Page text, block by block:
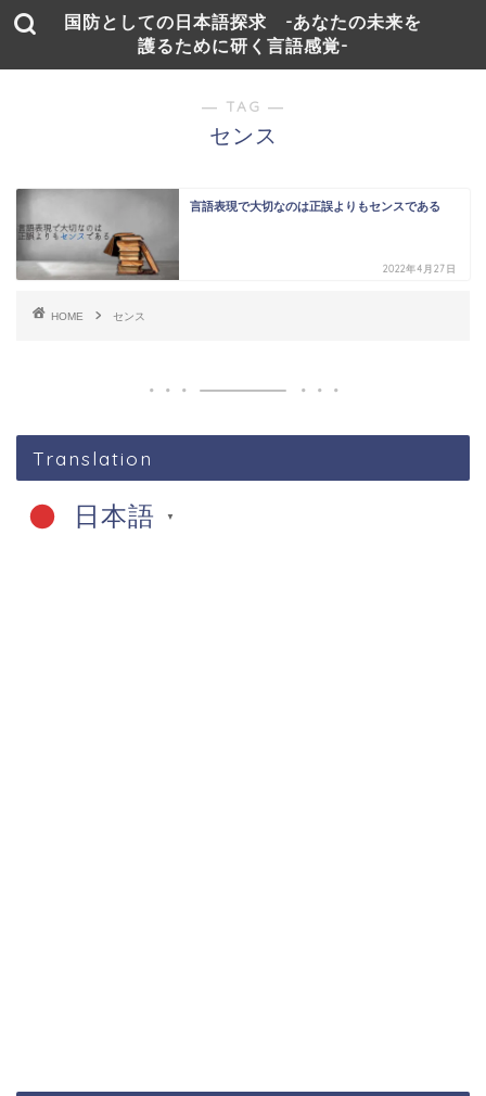
国防としての日本語探求 -あなたの未来を
護るために研く言語感覚-
― TAG ―
センス
言語表現で大切なのは正誤よりもセンスである
2022年4月27日
HOME センス
Translation
日本語 ▼